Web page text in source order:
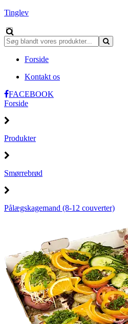
Tinglev
Forside
Kontakt os
FACEBOOK
Forside
Produkter
Smørrebrød
Pålægskagemand (8-12 couverter)